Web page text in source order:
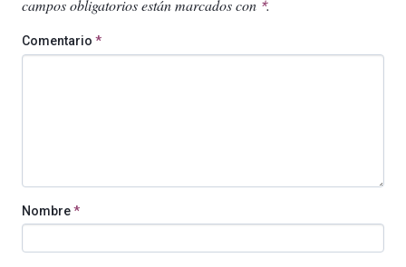
campos obligatorios están marcados con *.
Comentario *
Nombre*